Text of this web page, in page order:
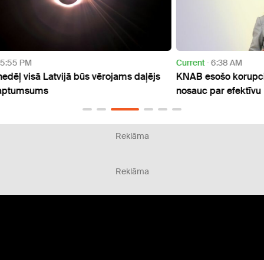
Current
KNAB esošo korupcijas izmeklēšanas modeli
nosauc par efektīvu
Reklāma
Reklāma